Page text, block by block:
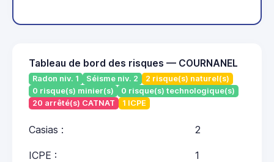
Tableau de bord des risques — COURNANEL
Radon niv. 1 Séisme niv. 2
2 risque(s) naturel(s)
0 risque(s) minier(s)
0 risque(s) technologique(s)
20 arrêté(s) CATNAT
1 ICPE
Casias : 2
ICPE : 1